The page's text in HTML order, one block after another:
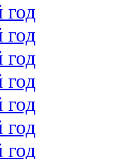
год
год
год
год
год
год
год